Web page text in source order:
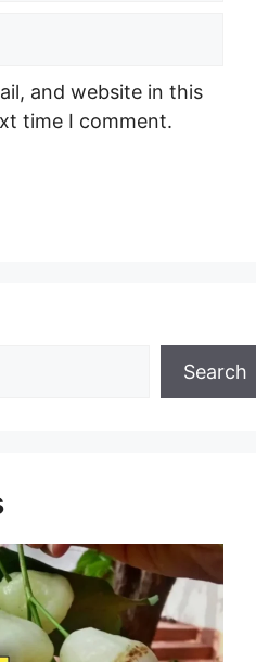
and website in this
time I comment.
Search